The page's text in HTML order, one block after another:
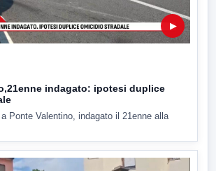
▶
indagato: ipotesi duplice
a Ponte Valentino, indagato il 21enne alla